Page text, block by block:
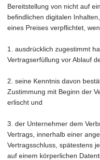
Bereitstellung von nicht auf
befindlichen digitalen
eines Preises verpflichtet,
1. ausdrücklich zugestimmt
Vertragserfüllung vor Ablauf
2. seine Kenntnis davon
Zustimmung mit Beginn der
erlischt und
3. der Unternehmer dem
Vertrags, innerhalb einer
Vertragsschluss, spätestens
auf einem körperlichen